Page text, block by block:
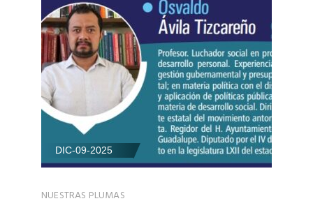
DIC-09-2025
NUESTRAS PLUMAS